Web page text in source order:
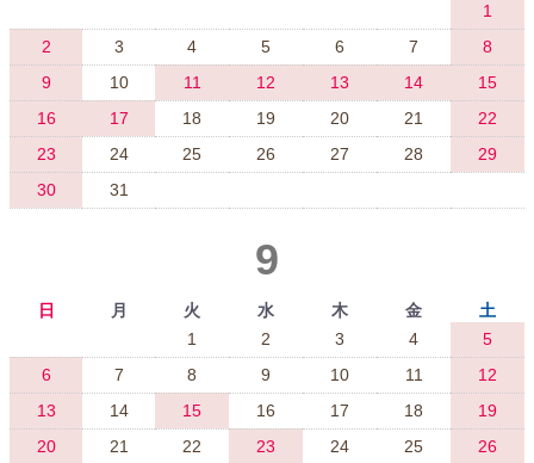
1
2
3 4 5 6 7
8
9
10 11 12 13 14
15
16
17 18 19 20 21
22
23
24 25 26 27 28
29
30
31
9
日 月 火 水 木 金
土
1
2 3 4
5
6
7 8 9 10 11
12
13
14 15 16 17 18
19
20
21 22 23 24 25
26